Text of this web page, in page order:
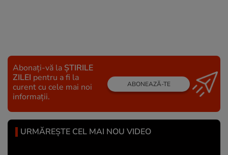
Abonați-vă la ȘTIRILE
ZILEI pentru a fi la
curent cu cele mai noi
informații.
ABONEAZĂ-TE
URMĂREȘTE CEL MAI NOU VIDEO